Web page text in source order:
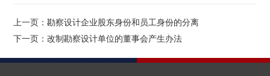
上一页：勘察设计企业股东身份和员工身份的分离
下一页：改制勘察设计单位的董事会产生办法